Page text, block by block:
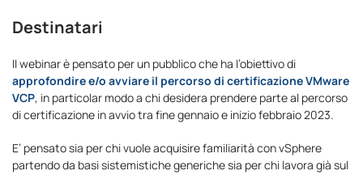
Destinatari
Il webinar è pensato per un pubblico che ha l’obiettivo di
approfondire e/o avviare il percorso di certificazione VMware
VCP, in particolar modo a chi desidera prendere parte al percorso
di certificazione in avvio tra fine gennaio e inizio febbraio 2023.
E’ pensato sia per chi vuole acquisire familiarità con vSphere
partendo da basi sistemistiche generiche sia per chi lavora già sul